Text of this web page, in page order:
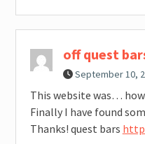
off quest
September 10,
This website was…
Finally I have found
Thanks! quest bars